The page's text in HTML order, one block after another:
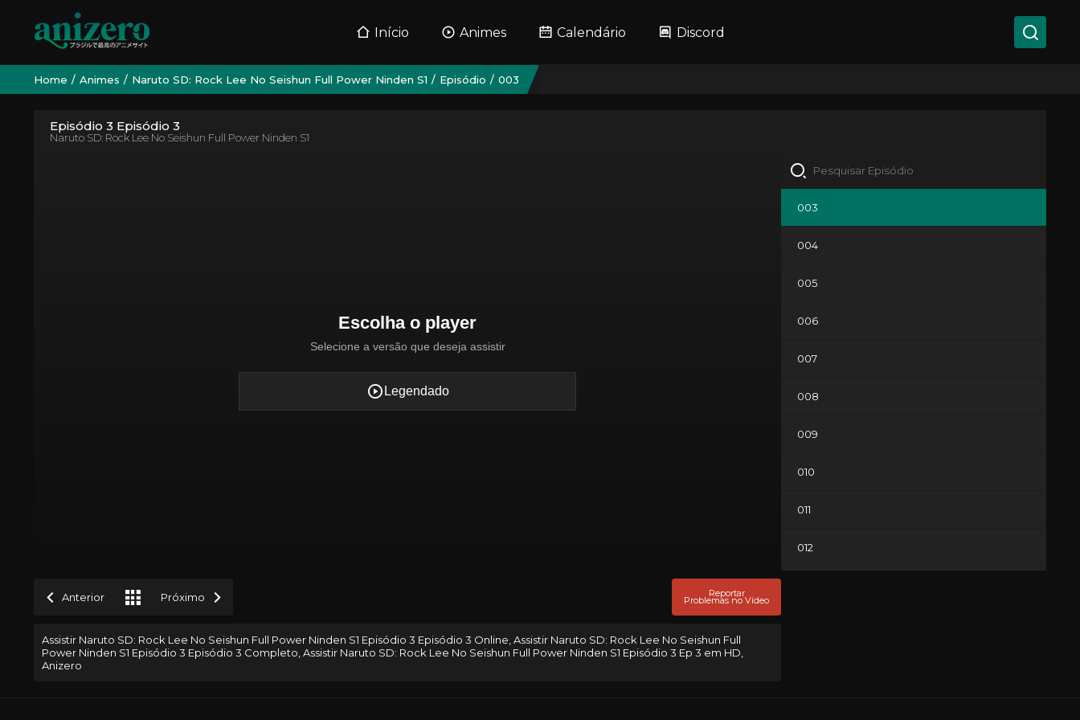
Início Animes Calendário Discord
Home Animes Naruto SD: Rock Lee No Seishun Full Power Ninden S1 Episódio 003
Episódio 3 Episódio 3
Naruto SD: Rock Lee No Seishun Full Power Ninden S1
003
004
005
006
007
008
009
010
011
012
Anterior Próximo Reportar
Problemas no Vídeo
Assistir Naruto SD: Rock Lee No Seishun Full Power Ninden S1 Episódio 3 Episódio 3 Online, Assistir Naruto SD: Rock Lee No Seishun Full
Power Ninden S1 Episódio 3 Episódio 3 Completo, Assistir Naruto SD: Rock Lee No Seishun Full Power Ninden S1 Episódio 3 Ep 3 em HD,
Anizero